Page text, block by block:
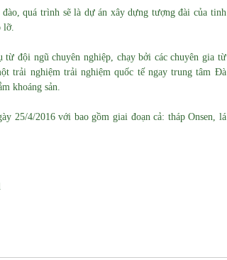
quá trình sẽ là dự án xây dựng tượng đài của tinh
lỡ.
đội ngũ chuyên nghiệp, chạy bởi các chuyên gia từ
trải nghiệm trải nghiệm quốc tế ngay trung tâm Đà
khoáng sản.
25/4/2016 với bao gồm giai đoạn cả: tháp Onsen, lá